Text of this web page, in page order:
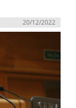
20/12/2022